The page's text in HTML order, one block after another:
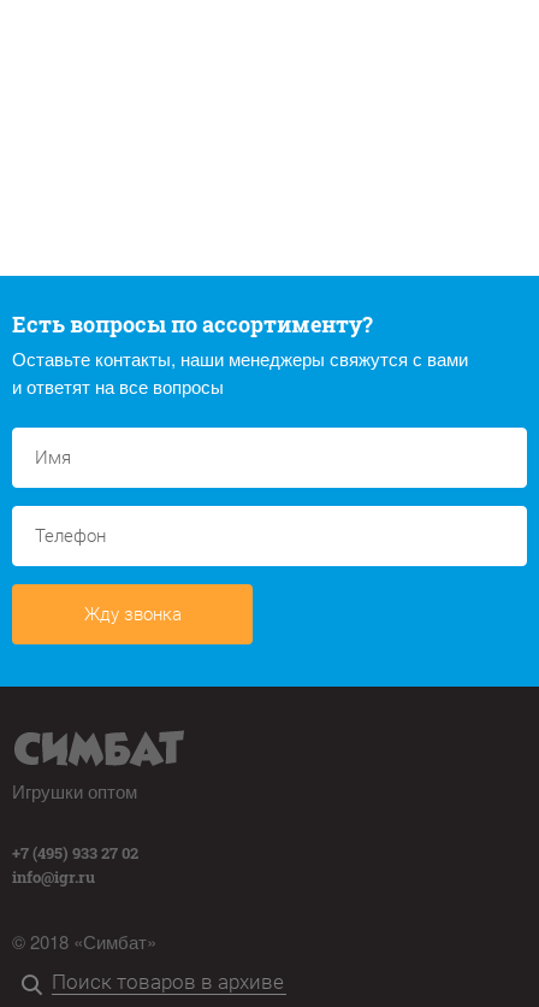
Есть вопросы по ассортименту?
Оставьте контакты, наши менеджеры свяжутся с вами
и ответят на все вопросы
Жду звонка
Игрушки оптом
+7 (495) 933 27 02
info@igr.ru
© 2018 «Симбат»